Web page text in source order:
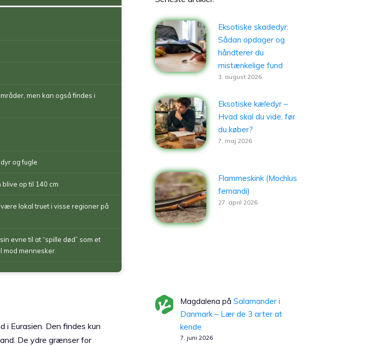
men kan også findes i
og fugle
op til 140 cm
lokal truet i visse regioner på
evne til at “spille død” som et
mod mennesker.
i Eurasien. Den findes kun
De ydre grænser for
Eksotiske skadedyr:
Sådan opdager og
håndterer du
mistænkelige fund
3. august 2026
Eksotiske kæledyr –
Hvad skal du vide, før
du køber?
7. maj 2026
Flammeskink (Mochlus
fernandi)
27. april 2026
Magdalena på Salamander i
Danmark – Lær de 3 arter at
kende
7. juni 2026